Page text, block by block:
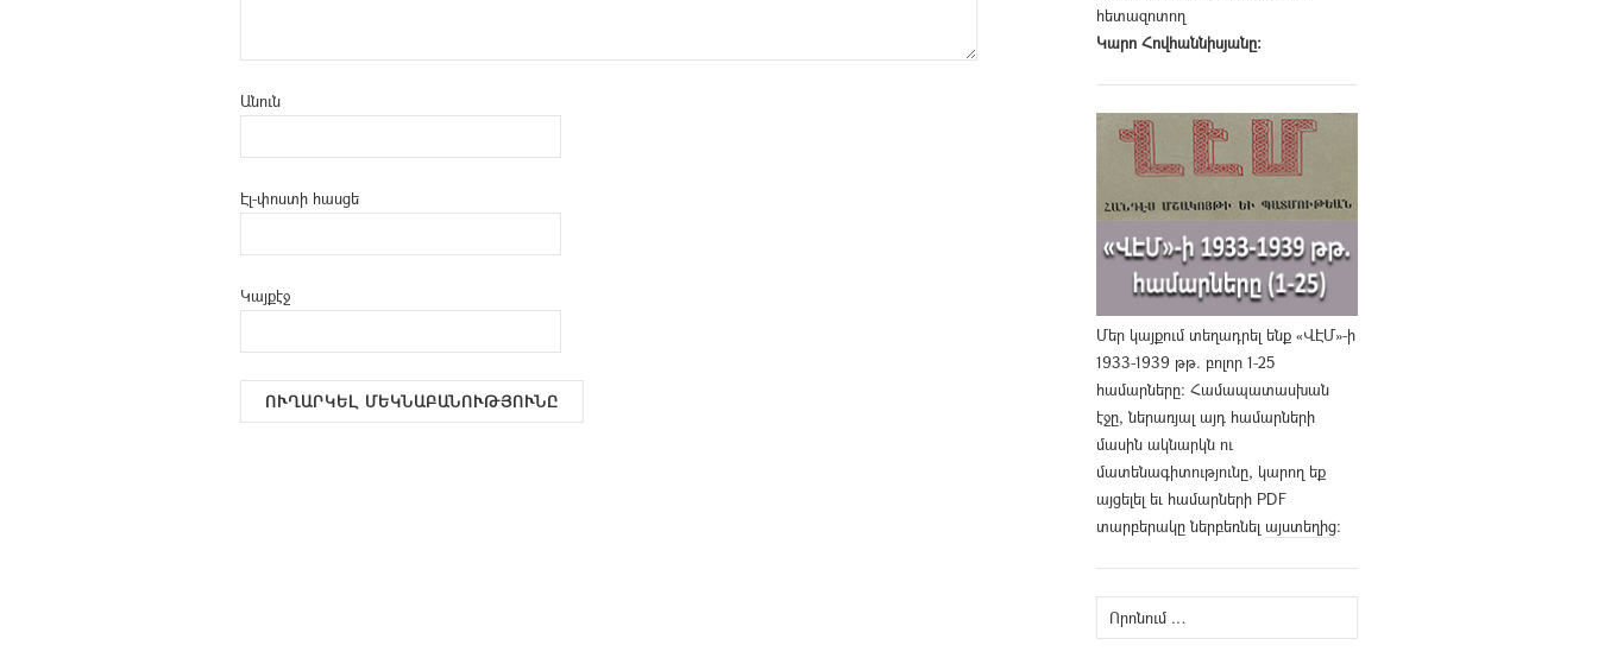
Անուն
Էլ-փոստի հասցե
Կայքէջ
հետազոտող
Կարո Հովհաննիսյանը։
Մեր կայքում տեղադրել ենք «ՎԷՄ»-ի
1933-1939 թթ. բոլոր 1-25
համարները։ Համապատասխան
էջը, ներառյալ այդ համարների
մասին ակնարկն ու
մատենագիտությունը, կարող եք
այցելել եւ համարների PDF
տարբերակը ներբեռնել այստեղից։
Որոնել՝